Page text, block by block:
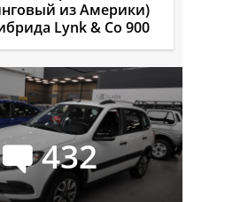
из Америки)
Lynk & Co 900
432